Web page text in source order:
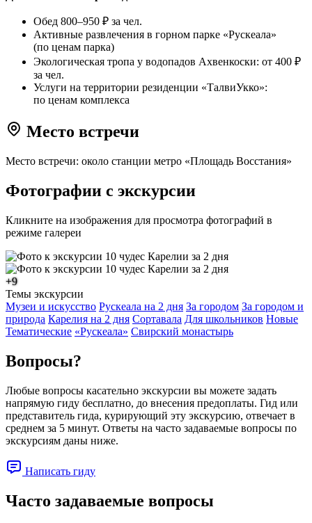
Обед 800–950 ₽ за чел.
Активные развлечения в горном парке «Рускеала»
(по ценам парка)
Экологическая тропа у водопадов Ахвенкоски: от 400 ₽
за чел.
Услуги на территории резиденции «ТалвиУкко»:
по ценам комплекса
Место встречи
Место встречи: около станции метро «Площадь Восстания»
Фотографии с экскурсии
Кликните на изображения для просмотра фотографий в
режиме галереи
+9
Темы экскурсии
Музеи и искусство Рускеала на 2 дня За городом За городом и
природа Карелия на 2 дня Сортавала Для школьников Новые
Тематические «Рускеала» Свирский монастырь
Вопросы?
Любые вопросы касательно экскурсии вы можете задать
напрямую гиду бесплатно, до внесения предоплаты. Гид или
представитель гида, курирующий эту экскурсию, отвечает в
среднем за 5 минут. Ответы на часто задаваемые вопросы по
экскурсиям даны ниже.
Написать гиду
Часто задаваемые вопросы